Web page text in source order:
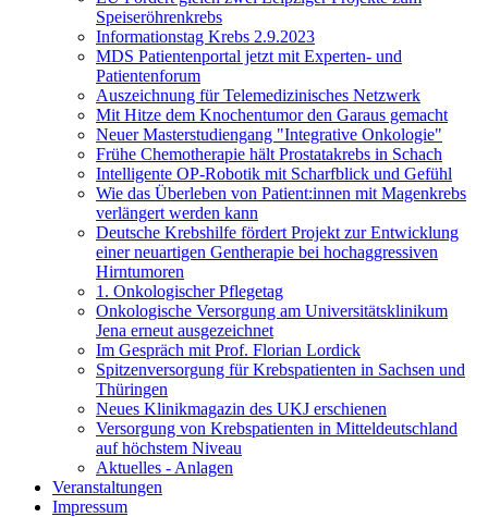
Speiseröhrenkrebs
Informationstag Krebs 2.9.2023
MDS Patientenportal jetzt mit Experten- und
Patientenforum
Auszeichnung für Telemedizinisches Netzwerk
Mit Hitze dem Knochentumor den Garaus gemacht
Neuer Masterstudiengang "Integrative Onkologie"
Frühe Chemotherapie hält Prostatakrebs in Schach
Intelligente OP-Robotik mit Scharfblick und Gefühl
Wie das Überleben von Patient:innen mit Magenkrebs
verlängert werden kann
Deutsche Krebshilfe fördert Projekt zur Entwicklung
einer neuartigen Gentherapie bei hochaggressiven
Hirntumoren
1. Onkologischer Pflegetag
Onkologische Versorgung am Universitätsklinikum
Jena erneut ausgezeichnet
Im Gespräch mit Prof. Florian Lordick
Spitzenversorgung für Krebspatienten in Sachsen und
Thüringen
Neues Klinikmagazin des UKJ erschienen
Versorgung von Krebspatienten in Mitteldeutschland
auf höchstem Niveau
Aktuelles - Anlagen
Veranstaltungen
Impressum